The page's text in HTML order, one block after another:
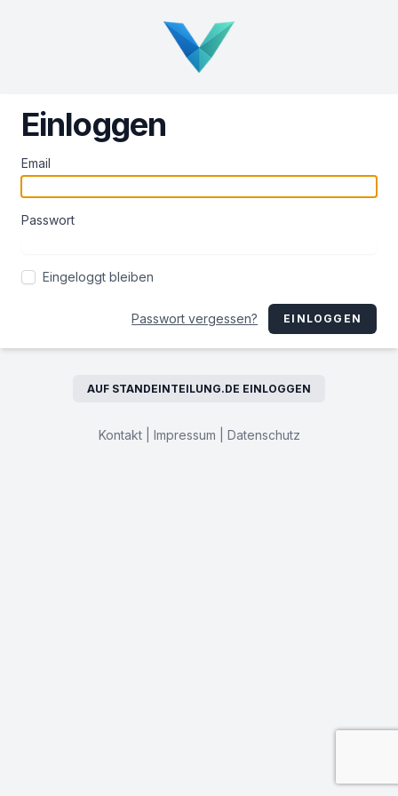
Einloggen
Email
Passwort
Eingeloggt bleiben
Passwort vergessen? EINLOGGEN
AUF STANDEINTEILUNG.DE EINLOGGEN
Kontakt| Impressum Datenschutz